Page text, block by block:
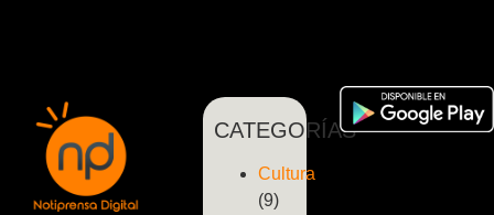
CATEGORÍAS
Cultura
(9)